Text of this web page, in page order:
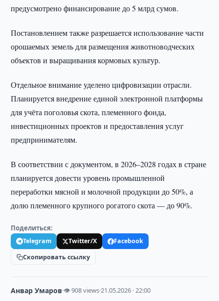
предусмотрено финансирование до 5 млрд сумов.
Постановлением также разрешается использование части
орошаемых земель для размещения животноводческих
объектов и выращивания кормовых культур.
Отдельное внимание уделено цифровизации отрасли.
Планируется внедрение единой электронной платформы
для учёта поголовья скота, племенного фонда,
инвестиционных проектов и предоставления услуг
предпринимателям.
В соответствии с документом, в 2026–2028 годах в стране
планируется довести уровень промышленной
переработки мясной и молочной продукции до 50%, а
долю племенного крупного рогатого скота — до 90%.
Поделиться:
Telegram Twitter/X
Facebook
Скопировать ссылку
Анвар Умаров·👁 908 views·21.05.2026 · 22:00